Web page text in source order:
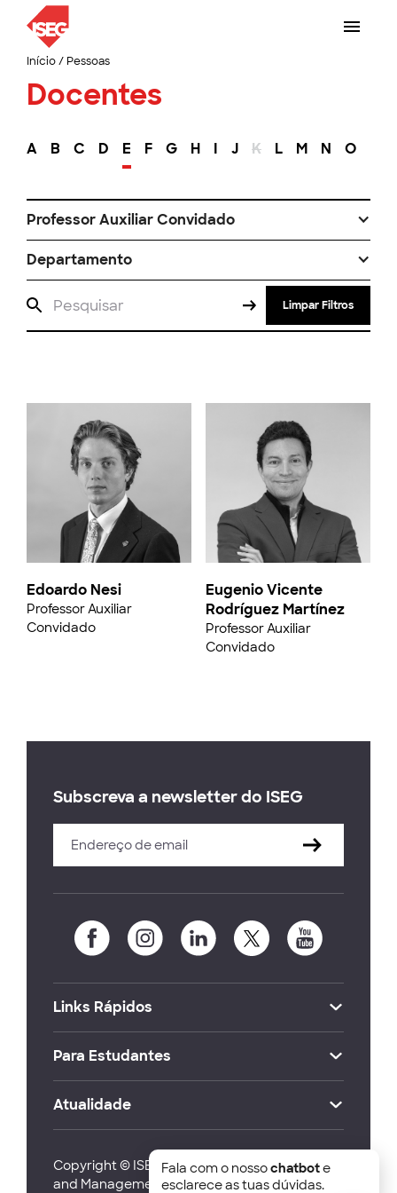
Início/ Pessoas
Docentes
A B C D E F G H I J K L M N O
Professor Auxiliar Convidado
Departamento
Limpar Filtros
Edoardo Nesi
Professor Auxiliar
Convidado
Eugenio Vicente
Rodríguez Martínez
Professor Auxiliar
Convidado
Subscreva a newsletter do ISEG
Links Rápidos
Para Estudantes
Atualidade
Copyright © ISEG Lisbon School of Economics
and Management 2026
Fala com o nossochatbote
esclarece as tuas dúvidas.